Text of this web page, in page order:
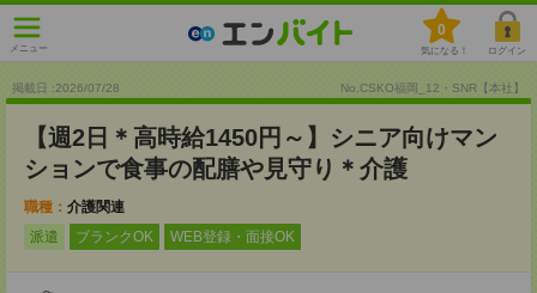
メニュー
0
気になる！ ログイン
掲載日 :2026/07/28 No.CSKO福岡_12・SNR【本社】
【週2日＊高時給1450円～】シニア向けマン
ションで食事の配膳や見守り＊介護
職種： 介護関連
派遣
ブランクOK WEB登録・面接OK